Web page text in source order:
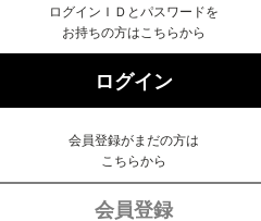
ログインＩＤとパスワードを
お持ちの方はこちらから
ログイン
会員登録がまだの方は
こちらから
会員登録